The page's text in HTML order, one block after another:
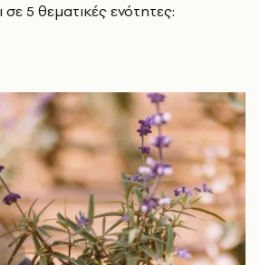
5 θεματικές ενότητες: